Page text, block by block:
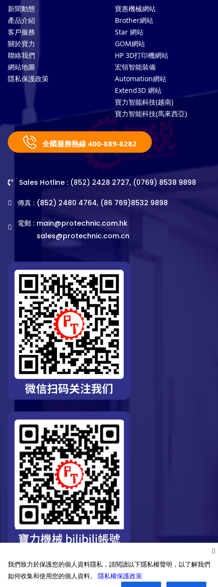
新聞動態
產品介紹
客戶服務
關於寶力
聯絡我們
網站地圖
隱私保護政策
寶惠機械網站
Brother網站
Star 網站
GOM網站
HP 3D打印機網站
宏領智能裝備
Automation網站
Extend3D 網站
寶力智能科技(越南)
寶力智能科技(馬來西亞)
全國服務熱線 400-889-8282
Sales Hotline : (852) 2428 2727, (0769) 8538 9898
傳真 : (852) 2480 4764, (86 769)8532 9898
電郵 : main@protechnic.com.hk
sales@protechnic.com.cn
我們致力於保護您的個人資料隱私，請閱讀以下隱私權聲明，以了解我們
如何收集和使用您的個人資料。 隱私權保護政策